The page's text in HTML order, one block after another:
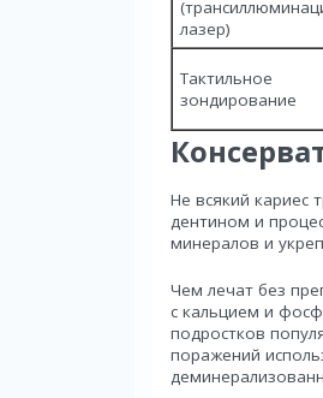
лазер)
Тактильное
зондирование
Не всякий кариес
дентином и
минералов и
Чем лечат без
с кальцием и
подростков
поражений